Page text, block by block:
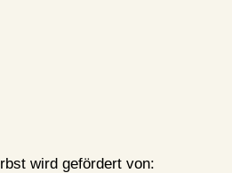
wird gefördert von: